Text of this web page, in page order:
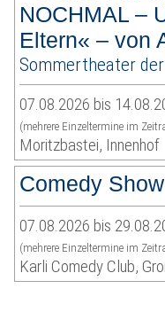
NOCHMAL –
Eltern« – von
Sommertheater
07.08.2026 bis
(mehrere Einzeltermine im
Moritzbastei, Innenhof
Comedy
07.08.2026 bis
(mehrere Einzeltermine im
Karli Comedy Club,